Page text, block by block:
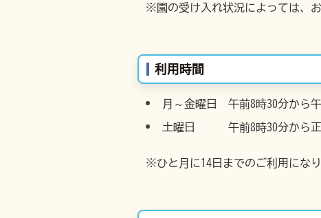
※園の受け入れ状況によっては、
利用時間
月～金曜日 午前8時30分から
土曜日 午前8時30分から正
※ひと月に14日までのご利用になり